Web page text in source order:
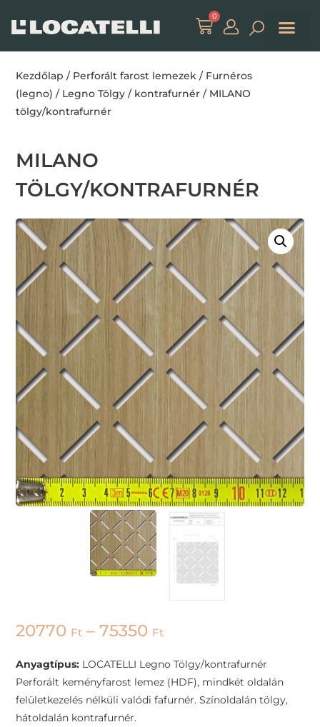
0
Kezdőlap / Perforált farost lemezek / Furnéros
(legno) / Legno Tölgy / kontrafurnér / MILANO
tölgy/kontrafurnér
MILANO
TÖLGY/KONTRAFURNÉR
20770 Ft – 75350 Ft
Anyagtípus: LOCATELLI Legno Tölgy/kontrafurnér
Perforált keményfarost lemez (HDF), mindkét oldalán
felületkezelés nélküli valódi fafurnér. Színoldalán tölgy,
hátoldalán kontrafurnér.